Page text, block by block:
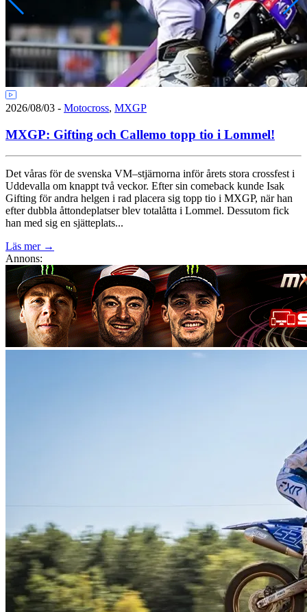
2026/08/03 - Motocross, MXGP
MXGP: Gifting och Callemo topp tio i Lommel!
Det våras för de svenska VM–stjärnorna inför årets stora crossfest i
Uddevalla om knappt två veckor. Efter sin comeback kunde Isak
Gifting för andra helgen i rad placera sig topp tio i MXGP, när han
efter dubbla åttondeplatser blev totalåtta i Lommel. Dessutom fick
han med sig en sjätteplats...
Läs mer →
Annons: